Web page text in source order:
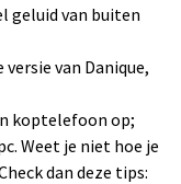
geluid van buiten
van Danique,
koptelefoon op;
Weet je niet hoe je
dan deze tips: